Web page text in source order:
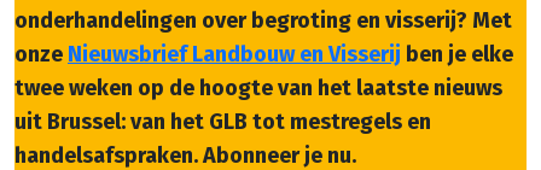
onderhandelingen over begroting en visserij? Met
onze Nieuwsbrief Landbouw en Visserij ben je elke
twee weken op de hoogte van het laatste nieuws
uit Brussel: van het GLB tot mestregels en
handelsafspraken. Abonneer je nu.